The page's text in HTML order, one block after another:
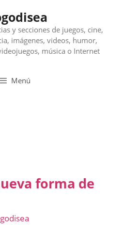
y secciones de juegos, cine,
imágenes, videos, humor,
música o Internet
Menú
forma de